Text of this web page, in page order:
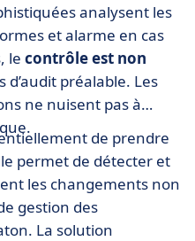
analysent les
et alarme en cas
le contrôle est non
d’audit préalable. Les
ne nuisent pas à
de prendre
permet de détecter et
les changements non
gestion des
La solution